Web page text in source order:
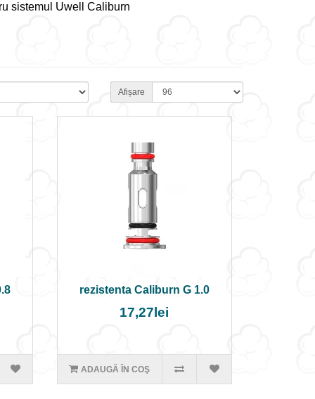
sistemul Uwell Caliburn
Afișare
rezistenta Caliburn G 1.0
17,27lei
ADAUGĂ ÎN COŞ